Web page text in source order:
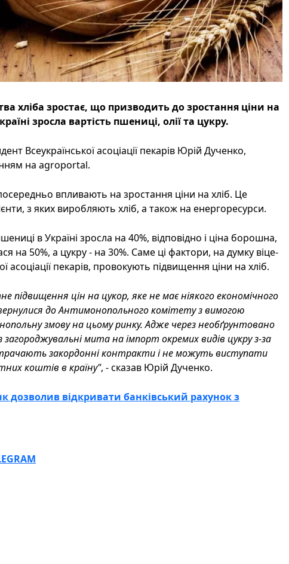
хліба зростає, що призводить до зростання ціни на
зросла вартість пшениці, олії та цукру.
Всеукраїнської асоціації пекарів Юрій Дученко,
на agroportal.
впливають на зростання ціни на хліб. Це
з яких виробляють хліб, а також на енергоресурси.
в Україні зросла на 40%, відповідно і ціна борошна,
на 50%, а цукру - на 30%. Саме ці фактори, на думку віце-
асоціації пекарів, провокують підвищення ціни на хліб.
підвищення цін на цукор, яке не має ніякого економічного
до Антимонопольного комітету з вимогою
змову на цьому ринку. Адже через необґрунтовано
загороджувальні мита на імпорт окремих видів цукру з-за
закордонні контракти і не можуть виступати
коштів в країну", - сказав Юрій Дученко.
дозволив відкривати банківський рахунок з